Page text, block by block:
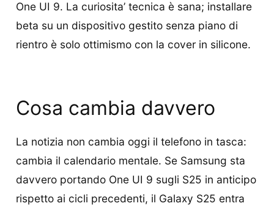
One UI 9. La curiosita’ tecnica è sana; installare
beta su un dispositivo gestito senza piano di
rientro è solo ottimismo con la cover in silicone.
Cosa cambia davvero
La notizia non cambia oggi il telefono in tasca:
cambia il calendario mentale. Se Samsung sta
davvero portando One UI 9 sugli S25 in anticipo
rispetto ai cicli precedenti, il Galaxy S25 entra